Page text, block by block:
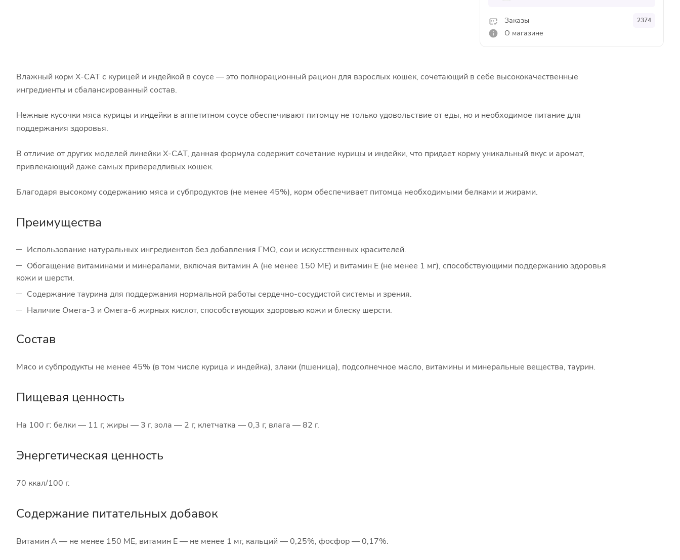
Заказы 2374
О магазине
Влажный корм X-CAT с курицей и индейкой в соусе — это полнорационный рацион для взрослых кошек, сочетающий в себе высококачественные
ингредиенты и сбалансированный состав.
Нежные кусочки мяса курицы и индейки в аппетитном соусе обеспечивают питомцу не только удовольствие от еды, но и необходимое питание для
поддержания здоровья.
В отличие от других моделей линейки X-CAT, данная формула содержит сочетание курицы и индейки, что придает корму уникальный вкус и аромат,
привлекающий даже самых привередливых кошек.
Благодаря высокому содержанию мяса и субпродуктов (не менее 45%), корм обеспечивает питомца необходимыми белками и жирами.
Преимущества
Использование натуральных ингредиентов без добавления ГМО, сои и искусственных красителей.
Обогащение витаминами и минералами, включая витамин А (не менее 150 МЕ) и витамин Е (не менее 1 мг), способствующими поддержанию здоровья
кожи и шерсти.
Содержание таурина для поддержания нормальной работы сердечно-сосудистой системы и зрения.
Наличие Омега-3 и Омега-6 жирных кислот, способствующих здоровью кожи и блеску шерсти.
Состав
Мясо и субпродукты не менее 45% (в том числе курица и индейка), злаки (пшеница), подсолнечное масло, витамины и минеральные вещества, таурин.
Пищевая ценность
На 100 г: белки — 11 г, жиры — 3 г, зола — 2 г, клетчатка — 0,3 г, влага — 82 г.
Энергетическая ценность
70 ккал/100 г.
Содержание питательных добавок
Витамин А — не менее 150 МЕ, витамин Е — не менее 1 мг, кальций — 0,25%, фосфор — 0,17%.